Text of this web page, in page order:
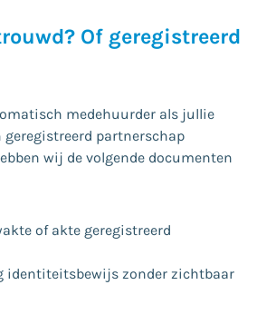
Of geregistreerd
medehuurder als jullie
geregistreerd partnerschap
wij de volgende documenten
of akte geregistreerd
identiteitsbewijs zonder zichtbaar